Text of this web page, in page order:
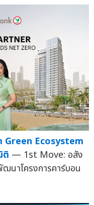
Green Ecosystem
ติ — 1st Move: อสัง
นาโครงการคาร์บอน